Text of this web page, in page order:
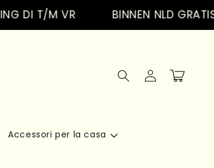
T/M VR BINNEN NLD GRATIS
Accessori per la casa
Accedi Carrello